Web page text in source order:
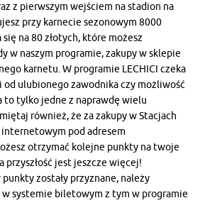
z pierwszym wejściem na stadion na
przy karnecie sezonowym 8000
na 80 złotych, które możesz
w naszym programie, zakupy w sklepie
karnetu. W programie LECHICI czeka
od ulubionego zawodnika czy możliwość
to tylko jedne z naprawdę wielu
również, że za zakupy w Stacjach
pod adresem
otrzymać kolejne punkty na twoje
przyszłość jest jeszcze więcej!
zostały przyznane, należy
systemie biletowym z tym w programie